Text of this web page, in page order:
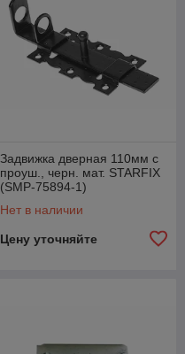
Задвижка дверная 110мм с
проуш., черн. мат. STARFIX
(SMP-75894-1)
Нет в наличии
Цену уточняйте